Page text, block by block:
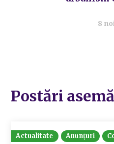
8
Postări
Actualitate Anunțuri